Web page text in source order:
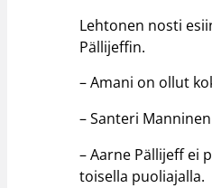
Lehtonen nosti
Pällijeffin.
– Amani on ollut
– Santeri
– Aarne Pällijeff ei
toisella puoliajalla.